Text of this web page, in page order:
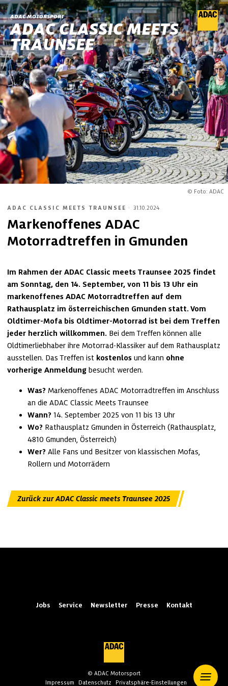
ADAC MOTORSPORT
ADAC CLASSIC MEETS
TRAUNSEE
© Foto: ADAC
ADAC CLASSIC MEETS TRAUNSEE · 31.10.2024
Markenoffenes ADAC
Motorradtreffen in Gmunden
Im Rahmen der ADAC Classic meets Traunsee 2025 findet
am Sonntag, den 14. September, von 11 bis 13 Uhr ein
markenoffenes ADAC Motorradtreffen auf dem
Rathausplatz im österreichischen Gmunden statt. Vom
Oldtimer-Mofa bis Oldtimer-Motorrad ist bei dem Treffen
jeder herzlich willkommen. Bei dem Treffen können alle
Oldtimerliebhaber ihre Motorrad-Klassiker auf dem Rathausplatz
ausstellen. Das Treffen ist kostenlos und kann ohne
vorherige Anmeldung besucht werden.
Was? Markenoffenes ADAC Motorradtreffen im Anschluss
an die ADAC Classic Meets Traunsee
Wann? 14. September 2025 von 11 bis 13 Uhr
Wo? Rathausplatz Gmunden in Österreich (Rathausplatz,
4810 Gmunden, Österreich)
Wer? Alle Fans und Besitzer von klassischen Mofas,
Rollern und Motorrädern
Zurück zur ADAC Classic meets Traunsee 2025
Jobs Service Newsletter Presse Kontakt
© ADAC Motorsport
Impressum
Datenschutz Privatsphäre-Einstellungen